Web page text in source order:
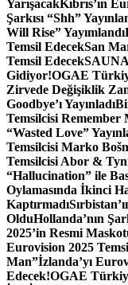
YarışacakKıbrıs’ın
Şarkısı “Shh”
Will Rise” Yayımlandı
Temsil EdecekSan
Temsil Edecek
Gidiyor!OGAE
Zirvede Değişiklik
Goodbye’ı Yayınladı
Temsilcisi Remember
“Wasted Love”
Temsilcisi Marko
Temsilcisi Abor &
“Hallucination” ile
Oylamasında İkinci
Kaptırmadı
OlduHollanda’nın
2025’in Resmi
Eurovision 2025
Man”İzlanda’yı
Edecek!OGAE